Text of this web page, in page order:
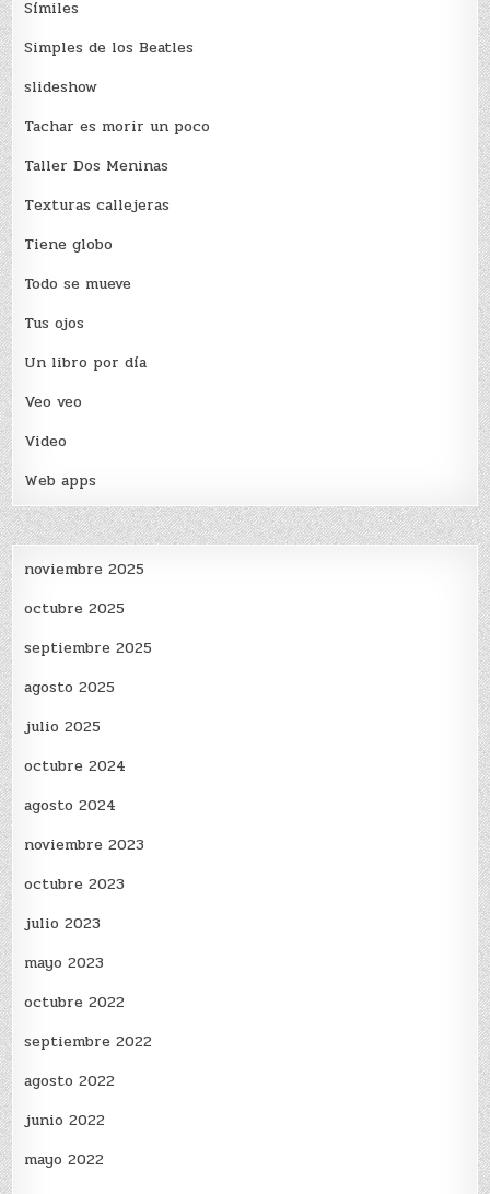
Sí­miles
Simples de los Beatles
slideshow
Tachar es morir un poco
Taller Dos Meninas
Texturas callejeras
Tiene globo
Todo se mueve
Tus ojos
Un libro por día
Veo veo
Video
Web apps
noviembre 2025
octubre 2025
septiembre 2025
agosto 2025
julio 2025
octubre 2024
agosto 2024
noviembre 2023
octubre 2023
julio 2023
mayo 2023
octubre 2022
septiembre 2022
agosto 2022
junio 2022
mayo 2022